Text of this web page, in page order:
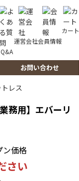
Q&A
運営会社会員情報
カート
お問い合わせ
レス
務用】エバーリ
ン価格
さい